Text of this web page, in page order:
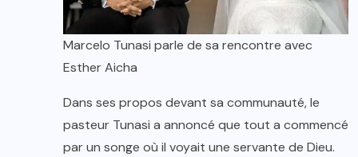
Marcelo Tunasi parle de sa rencontre avec
Esther Aicha
Dans ses propos devant sa communauté, le
pasteur Tunasi a annoncé que tout a commencé
par un songe où il voyait une servante de Dieu.